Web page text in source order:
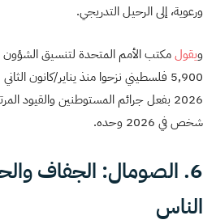
ورعوية، إلى الرحيل التدريجي.
ويقولمكتب الأمم المتحدة لتنسيق الشؤون
شخص في 2026 وحده.
6. الصومال: الجفاف
الناس